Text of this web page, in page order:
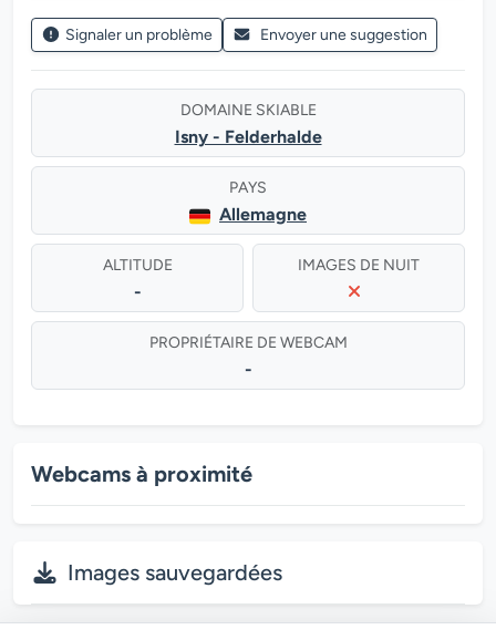
Signaler un problème Envoyer une suggestion
DOMAINE SKIABLE
Isny - Felderhalde
PAYS
Allemagne
ALTITUDE
-
IMAGES DE NUIT
PROPRIÉTAIRE DE WEBCAM
-
Webcams à proximité
Images sauvegardées